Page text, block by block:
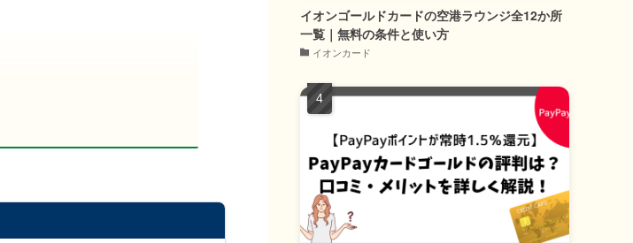
イオンゴールドカードの空港ラウンジ全12か所
一覧｜無料の条件と使い方
イオンカード